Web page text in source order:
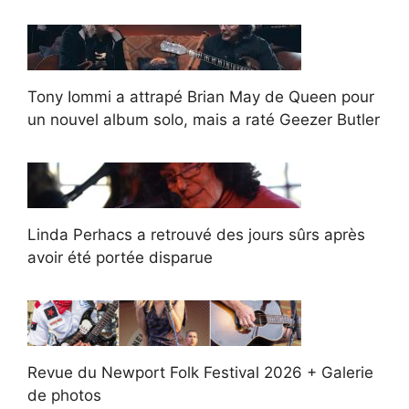
Tony Iommi a attrapé Brian May de Queen pour
un nouvel album solo, mais a raté Geezer Butler
Linda Perhacs a retrouvé des jours sûrs après
avoir été portée disparue
Revue du Newport Folk Festival 2026 + Galerie
de photos